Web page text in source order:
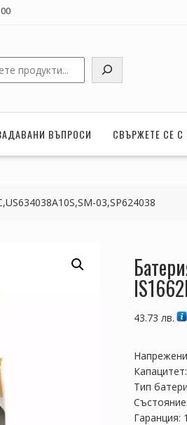
ВЪПРОСИ СВЪРЖЕТЕ СЕ С
03,SP624038
43.73 лв.
Тип
Гаранция: